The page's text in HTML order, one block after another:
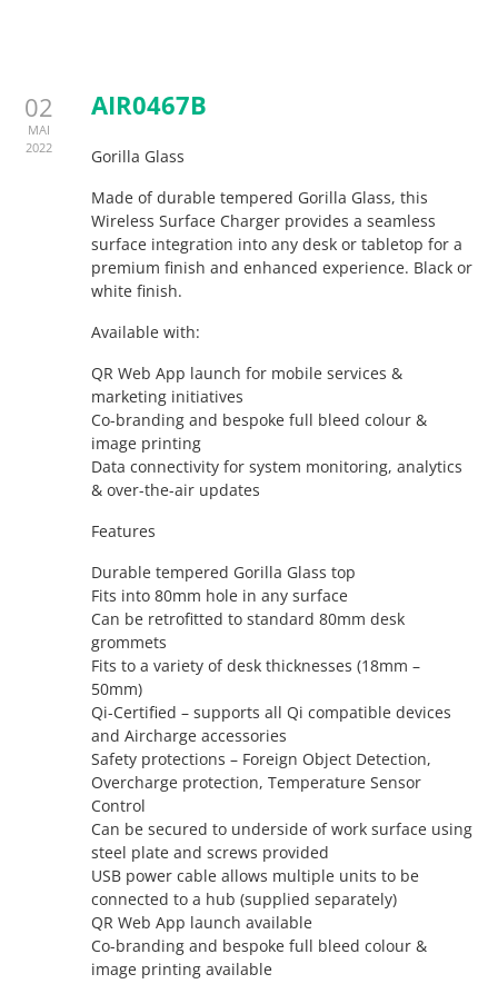
02
MAI
2022
AIR0467B
Gorilla Glass
Made of durable tempered Gorilla Glass, this
Wireless Surface Charger provides a seamless
surface integration into any desk or tabletop for a
premium finish and enhanced experience. Black or
white finish.
Available with:
QR Web App launch for mobile services &
marketing initiatives
Co-branding and bespoke full bleed colour &
image printing
Data connectivity for system monitoring, analytics
& over-the-air updates
Features
Durable tempered Gorilla Glass top
Fits into 80mm hole in any surface
Can be retrofitted to standard 80mm desk
grommets
Fits to a variety of desk thicknesses (18mm –
50mm)
Qi-Certified – supports all Qi compatible devices
and Aircharge accessories
Safety protections – Foreign Object Detection,
Overcharge protection, Temperature Sensor
Control
Can be secured to underside of work surface using
steel plate and screws provided
USB power cable allows multiple units to be
connected to a hub (supplied separately)
QR Web App launch available
Co-branding and bespoke full bleed colour &
image printing available